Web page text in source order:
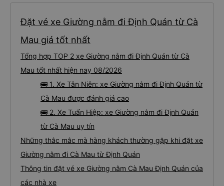
Đặt vé xe Giường nằm đi Định Quán từ Cà
Mau giá tốt nhất
Tổng hợp TOP 2 xe Giường nằm đi Định Quán từ Cà
Mau tốt nhất hiện nay 08/2026
🚌 1. Xe Tân Niên: xe Giường nằm đi Định Quán từ
Cà Mau được đánh giá cao
🚌 2. Xe Tuấn Hiệp: xe Giường nằm đi Định Quán
từ Cà Mau uy tín
Những thắc mắc mà hàng khách thường gặp khi đặt xe
Giường nằm đi Cà Mau từ Định Quán
Thông tin đặt vé xe Giường nằm Cà Mau Định Quán của
các nhà xe